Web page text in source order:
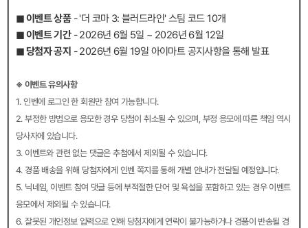
◼︎ 이벤트 상품- '더 코마 3: 블러드라인' 스팀 코드 10개
◼︎ 이벤트 기간- 2026년 6월 5일 ~ 2026년 6월 12일
◼︎ 당첨자 공지 - 2026년 6월 19일 아이마트 공지사항을 통해 발표
※ 이벤트 유의사항
1. 인벤에 로그인 한 회원만 참여 가능합니다.
2. 부정한 방법으로 응모한 경우 당첨이 취소될 수 있으며, 부정 응모에 따른 책임 역시
당사자에 있습니다.
3. 이벤트와 관련 없는 댓글은 추첨에서 제외될 수 있습니다.
4. 경품 배송을 위해 당첨자에게 인벤 쪽지를 통해 개별 안내가 전달될 예정입니다.
5. 닉네임, 이벤트 참여 댓글 등에 부적절한 단어 및 욕설을 포함하고 있는 경우 이벤트
응모에서 제외될 수 있습니다.
6. 잘못된 개인정보 입력으로 인해 당첨자에게 연락이 불가능하거나 경품이 반송될 경